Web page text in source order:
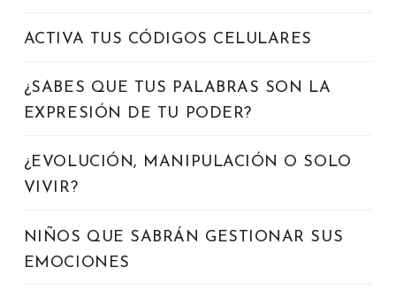
ACTIVA TUS CÓDIGOS CELULARES
¿SABES QUE TUS PALABRAS SON LA
EXPRESIÓN DE TU PODER?
¿EVOLUCIÓN, MANIPULACIÓN O SOLO
VIVIR?
NIÑOS QUE SABRÁN GESTIONAR SUS
EMOCIONES